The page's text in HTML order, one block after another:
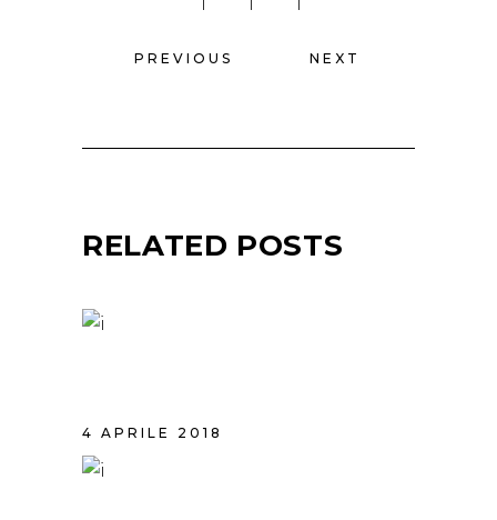
PREVIOUS NEXT
RELATED POSTS
4 APRILE 2018